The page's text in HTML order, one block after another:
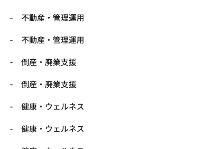
不動産・管理運用
不動産・管理運用
倒産・廃業支援
倒産・廃業支援
健康・ウェルネス
健康・ウェルネス